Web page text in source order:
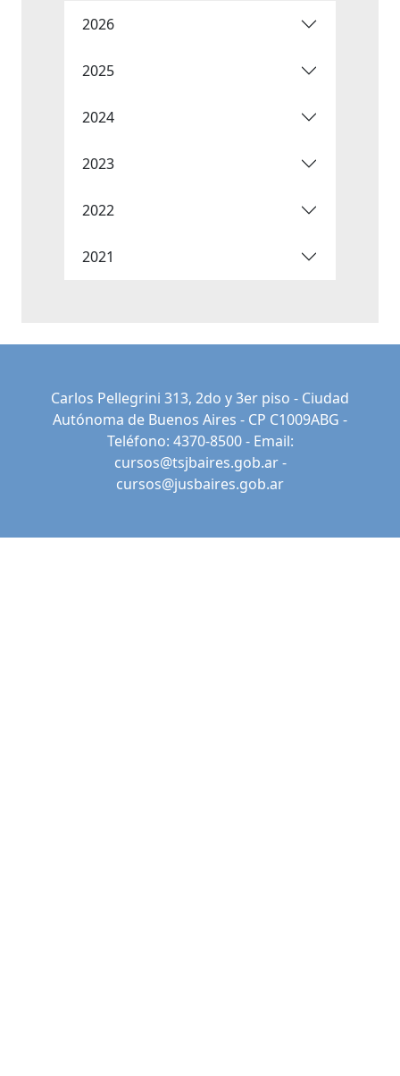
2026
2025
2024
2023
2022
2021
Carlos Pellegrini 313, 2do y 3er piso - Ciudad
Autónoma de Buenos Aires - CP C1009ABG -
Teléfono: 4370-8500 - Email:
cursos@tsjbaires.gob.ar-
cursos@jusbaires.gob.ar